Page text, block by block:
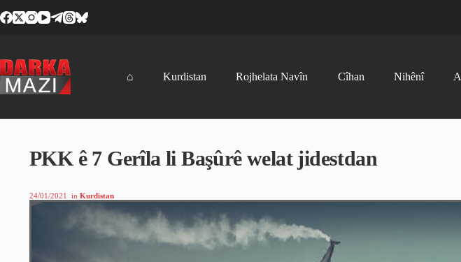
to
⌂ Kurdistan Rojhelata Navîn Cîhan Nihênî
PKK ê 7 Gerîla li Başûrê welat jidestdan
24/01/2021 in Kurdistan